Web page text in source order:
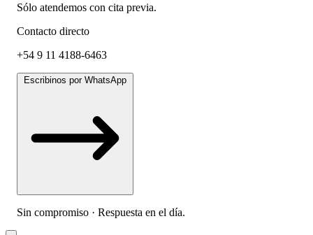
Sólo atendemos con cita previa.
Contacto directo
+54 9 11 4188-6463
Sin compromiso · Respuesta en el día.